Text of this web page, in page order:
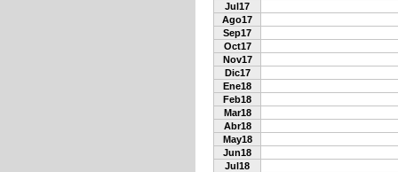
Jul17
Ago17
Sep17
Oct17
Nov17
Dic17
Ene18
Feb18
Mar18
Abr18
May18
Jun18
Jul18